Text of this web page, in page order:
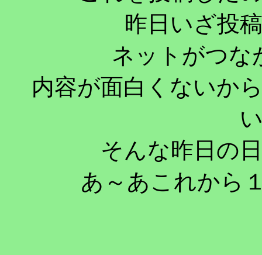
昨日いざ投
ネットがつな
内容が面白くないか
そんな昨日の
あ～あこれから